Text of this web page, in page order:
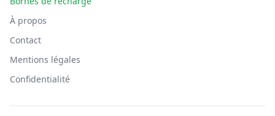
À propos
Contact
Mentions légales
Confidentialité